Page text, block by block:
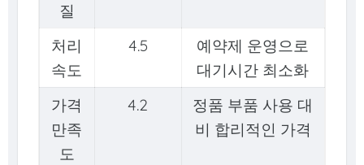
질
처리
속도
4.5
예약제 운영으로
대기시간 최소화
가격
만족
도
4.2
정품 부품 사용 대
비 합리적인 가격